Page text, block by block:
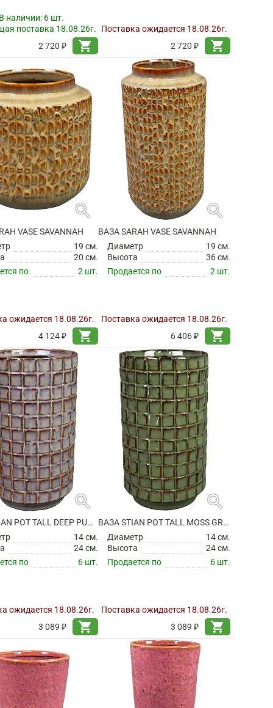
наличии: 6 шт.
поставка 18.08.26г.
2 720 ₽
shopping_cart
Поставка ожидается 18.08.26г.
2 720 ₽
shopping_cart
search
VASE SAVANNAH
19 см.
20 см.
по
2 шт.
ожидается 18.08.26г.
4 124 ₽
shopping_cart
search
ВАЗА SARAH VASE SAVANNAH
Диаметр
19 см.
Высота
36 см.
Продается по
2 шт.
Поставка ожидается 18.08.26г.
6 406 ₽
shopping_cart
search
ВАЗА STIAN POT TALL DEEP PURPLE
14 см.
24 см.
по
6 шт.
ожидается 18.08.26г.
3 089 ₽
shopping_cart
search
ВАЗА STIAN POT TALL MOSS GREEN
Диаметр
14 см.
Высота
24 см.
Продается по
6 шт.
Поставка ожидается 18.08.26г.
3 089 ₽
shopping_cart